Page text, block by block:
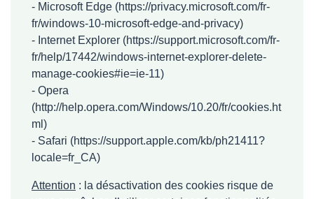
- Microsoft Edge (https://privacy.microsoft.com/fr-
fr/windows-10-microsoft-edge-and-privacy)
- Internet Explorer (https://support.microsoft.com/fr-
fr/help/17442/windows-internet-explorer-delete-
manage-cookies#ie=ie-11)
- Opera
(http://help.opera.com/Windows/10.20/fr/cookies.ht
ml )
- Safari (https://support.apple.com/kb/ph21411?
locale=fr_CA)
Attention : la désactivation des cookies risque de